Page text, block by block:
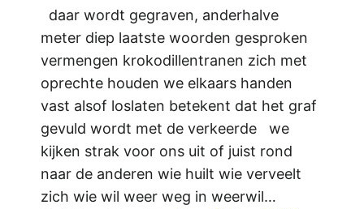
daar wordt gegraven, anderhalve
meter diep laatste woorden gesproken
vermengen krokodillentranen zich met
oprechte houden we elkaars handen
vast alsof loslaten betekent dat het graf
gevuld wordt met de verkeerde we
kijken strak voor ons uit of juist rond
naar de anderen wie huilt wie verveelt
zich wie wil weer weg in weerwil…